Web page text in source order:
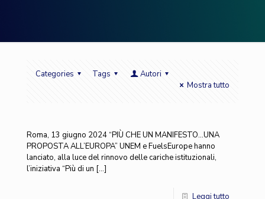
Categories Tags
Autori
Mostra tutto
Roma, 13 giugno 2024 “PIÙ CHE UN MANIFESTO…UNA
PROPOSTA ALL’EUROPA” UNEM e FuelsEurope hanno
lanciato, alla luce del rinnovo delle cariche istituzionali,
l’iniziativa “Più di un […]
Leggi tutto